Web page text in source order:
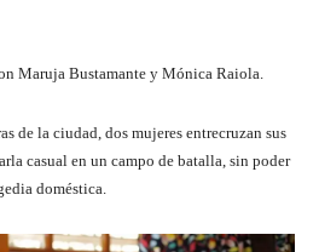
Maruja Bustamante y Mónica Raiola.
de la ciudad, dos mujeres entrecruzan sus
casual en un campo de batalla, sin poder
doméstica.